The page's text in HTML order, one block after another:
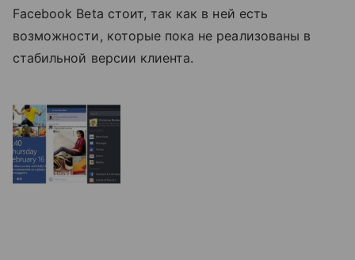
Facebook Beta стоит, так как в ней есть
возможности, которые пока не реализованы в
стабильной версии клиента.